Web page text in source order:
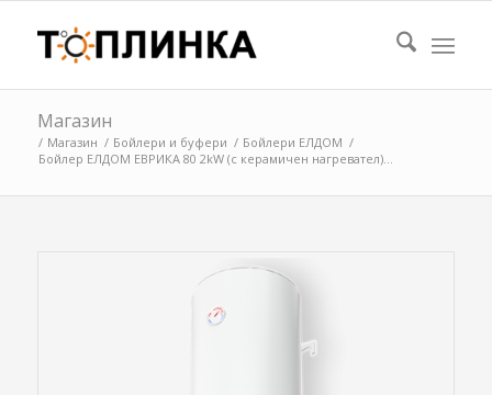
Магазин
/ Магазин / Бойлери и буфери / Бойлери ЕЛДОМ /
Бойлер ЕЛДОМ ЕВРИКА 80 2kW (с керамичен нагревател)...